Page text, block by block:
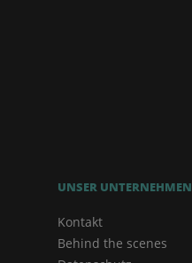
UNSER UNTERNEHMEN
Kontakt
Behind the scenes